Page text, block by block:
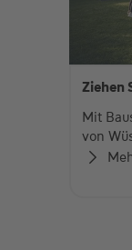
Ziehen
Mit
von